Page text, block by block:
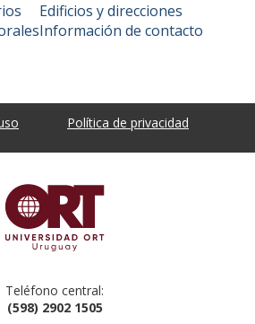
Edificios y direcciones
Información de contacto
Política de privacidad
Teléfono central:
(598) 2902 1505